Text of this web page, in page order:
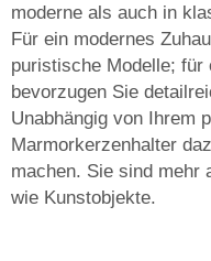
moderne als auch in
Für ein modernes
puristische Modelle;
bevorzugen Sie
Unabhängig von Ihrem
Marmorkerzenhalter
machen. Sie sind mehr
wie Kunstobjekte.